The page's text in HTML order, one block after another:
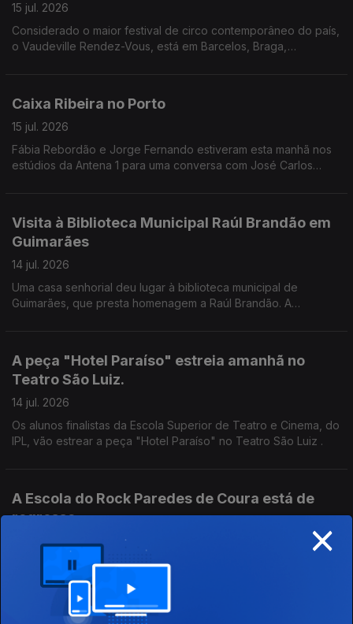
15 jul. 2026
Considerado o maior festival de circo contemporâneo do país,
o Vaudeville Rendez-Vous, está em Barcelos, Braga,
Caixa Ribeira no Porto
15 jul. 2026
Fábia Rebordão e Jorge Fernando estiveram esta manhã nos
estúdios da Antena 1 para uma conversa com José Carlos
Visita à Biblioteca Municipal Raúl Brandão em
Guimarães
14 jul. 2026
Uma casa senhorial deu lugar à biblioteca municipal de
Guimarães, que presta homenagem a Raúl Brandão. A
A peça "Hotel Paraíso" estreia amanhã no
Teatro São Luiz.
14 jul. 2026
Os alunos finalistas da Escola Superior de Teatro e Cinema, do
IPL, vão estrear a peça "Hotel Paraíso" no Teatro São Luiz .
A Escola do Rock Paredes de Coura está de
regresso
Neste Dia Internacional do Rock o Diamantino José levou-nos
até à Escola do Rock Paredes de Coura. 30 jovens vão ter a
oportunidade de participar em concertos, workshops, entre
outras iniciativas.
×